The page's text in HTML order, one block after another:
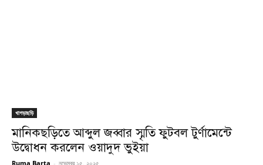
খাগড়াছড়ি
মানিকছড়িতে আব্দুল জব্বার স্মৃতি ফুটবল টুর্ণামেন্টে
উদ্বোধন করলেন ওয়াদুদ ভুইয়া
Ruma Barta - নভেম্বর ১৫, ২০২৫